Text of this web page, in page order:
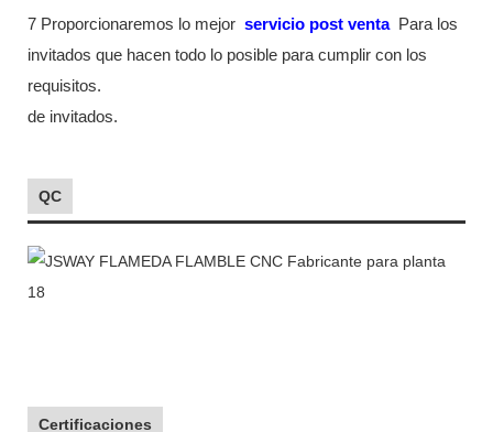
7 Proporcionaremos lo mejor servicio post venta Para los
invitados que hacen todo lo posible para cumplir con los
requisitos.
de invitados.
QC
Certificaciones